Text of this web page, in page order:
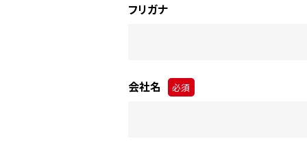
フリガナ
会社名 必須